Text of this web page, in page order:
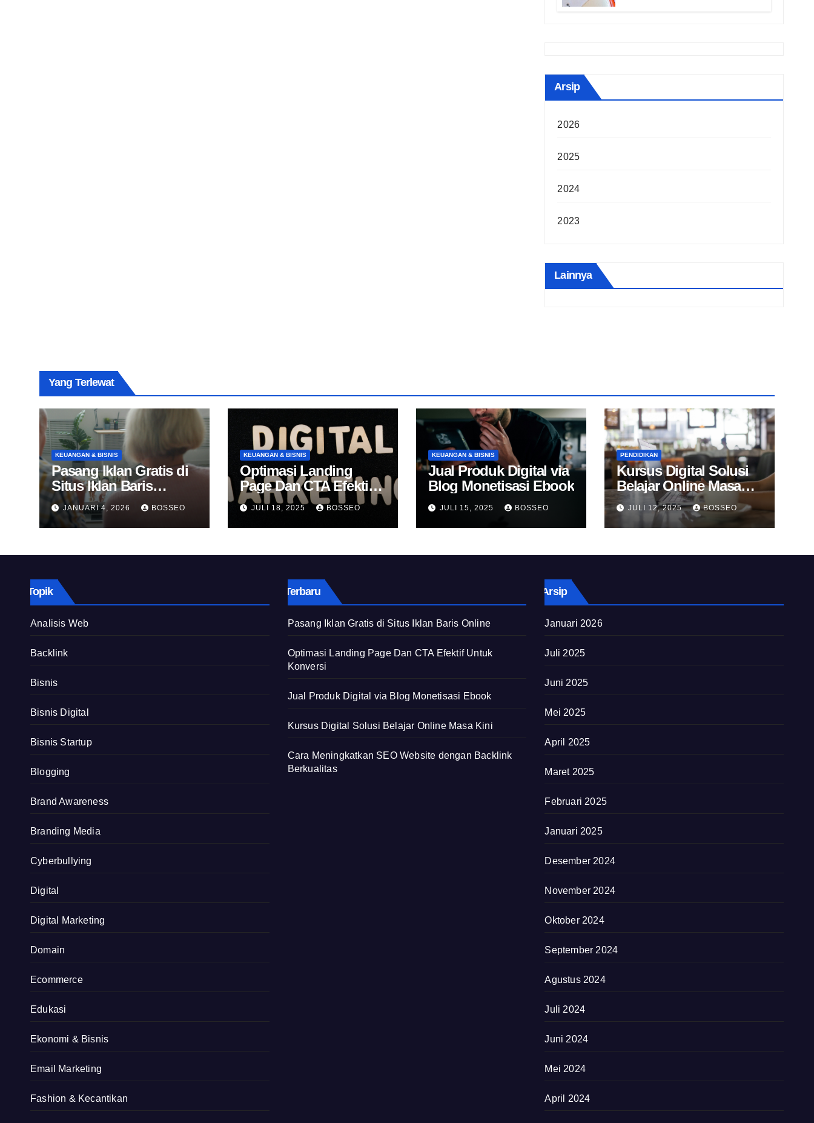
Arsip
2026
2025
2024
2023
Lainnya
Yang Terlewat
KEUANGAN & BISNIS
Pasang Iklan Gratis di
Situs Iklan Baris
Online
JANUARI 4, 2026 BOSSEO
KEUANGAN & BISNIS
Optimasi Landing
Page Dan CTA Efektif
Untuk Konversi
JULI 18, 2025 BOSSEO
KEUANGAN & BISNIS
Jual Produk Digital via
Blog Monetisasi Ebook
JULI 15, 2025 BOSSEO
PENDIDIKAN
Kursus Digital Solusi
Belajar Online Masa
KiniJULI 12, 2025 BOSSEO
Topik
Analisis Web
Backlink
Bisnis
Bisnis Digital
Bisnis Startup
Blogging
Brand Awareness
Branding Media
Cyberbullying
Digital
Digital Marketing
Domain
Ecommerce
Edukasi
Ekonomi & Bisnis
Email Marketing
Fashion & Kecantikan
Terbaru
Pasang Iklan Gratis di Situs Iklan Baris Online
Optimasi Landing Page Dan CTA Efektif Untuk
Konversi
Jual Produk Digital via Blog Monetisasi Ebook
Kursus Digital Solusi Belajar Online Masa Kini
Cara Meningkatkan SEO Website dengan Backlink
Berkualitas
Arsip
Januari 2026
Juli 2025
Juni 2025
Mei 2025
April 2025
Maret 2025
Februari 2025
Januari 2025
Desember 2024
November 2024
Oktober 2024
September 2024
Agustus 2024
Juli 2024
Juni 2024
Mei 2024
April 2024